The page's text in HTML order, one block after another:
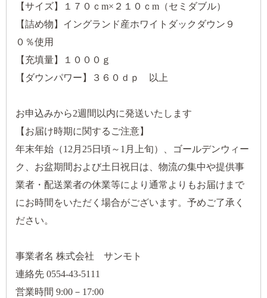
【サイズ】１７０ｃm×２１０ｃm（セミダブル）
【詰め物】イングランド産ホワイトダックダウン９
０％使用
【充填量】１０００ｇ
【ダウンパワー】３６０ｄｐ 以上
お申込みから2週間以内に発送いたします
【お届け時期に関するご注意】
年末年始（12月25日頃～1月上旬）、ゴールデンウィー
ク、お盆期間および土日祝日は、物流の集中や提供事
業者・配送業者の休業等により通常よりもお届けまで
にお時間をいただく場合がございます。予めご了承く
ださい。
事業者名 株式会社 サンモト
連絡先 0554-43-5111
営業時間 9:00－17:00